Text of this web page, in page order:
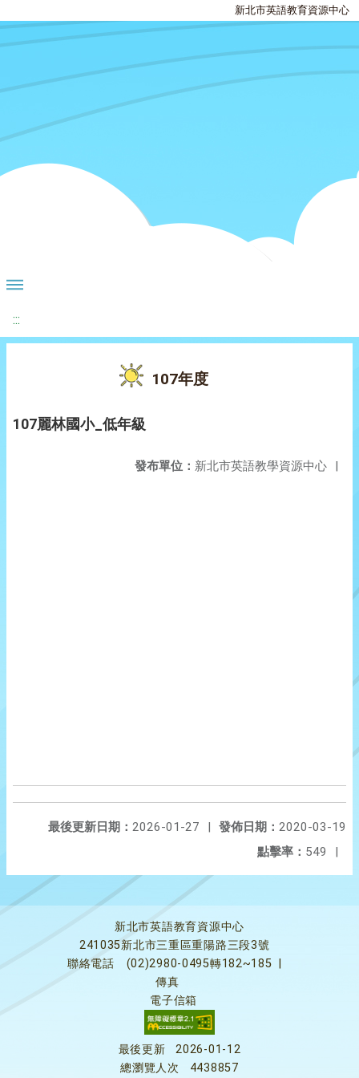
新北市英語教育資源中心
:::
107年度
107麗林國小_低年級
發布單位： 新北市英語教學資源中心 |
發佈日期： 2020-03-19
最後更新日期： 2026-01-27
|
點擊率： 549 |
新北市英語教育資源中心
241035新北市三重區重陽路三段3號
聯絡電話
(02)2980-0495轉182~185
傳真
電子信箱
最後更新
2026-01-12
總瀏覽人次
4438857